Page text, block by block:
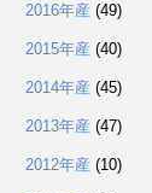
2016年産 (49)
2015年産 (40)
2014年産 (45)
2013年産 (47)
2012年産 (10)